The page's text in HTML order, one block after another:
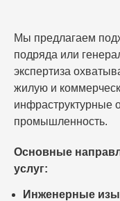
Мы предлагаем
подряда или
экспертиза
жилую и
инфраструктурные
промышленность.
Основные
услуг:
Инженерные